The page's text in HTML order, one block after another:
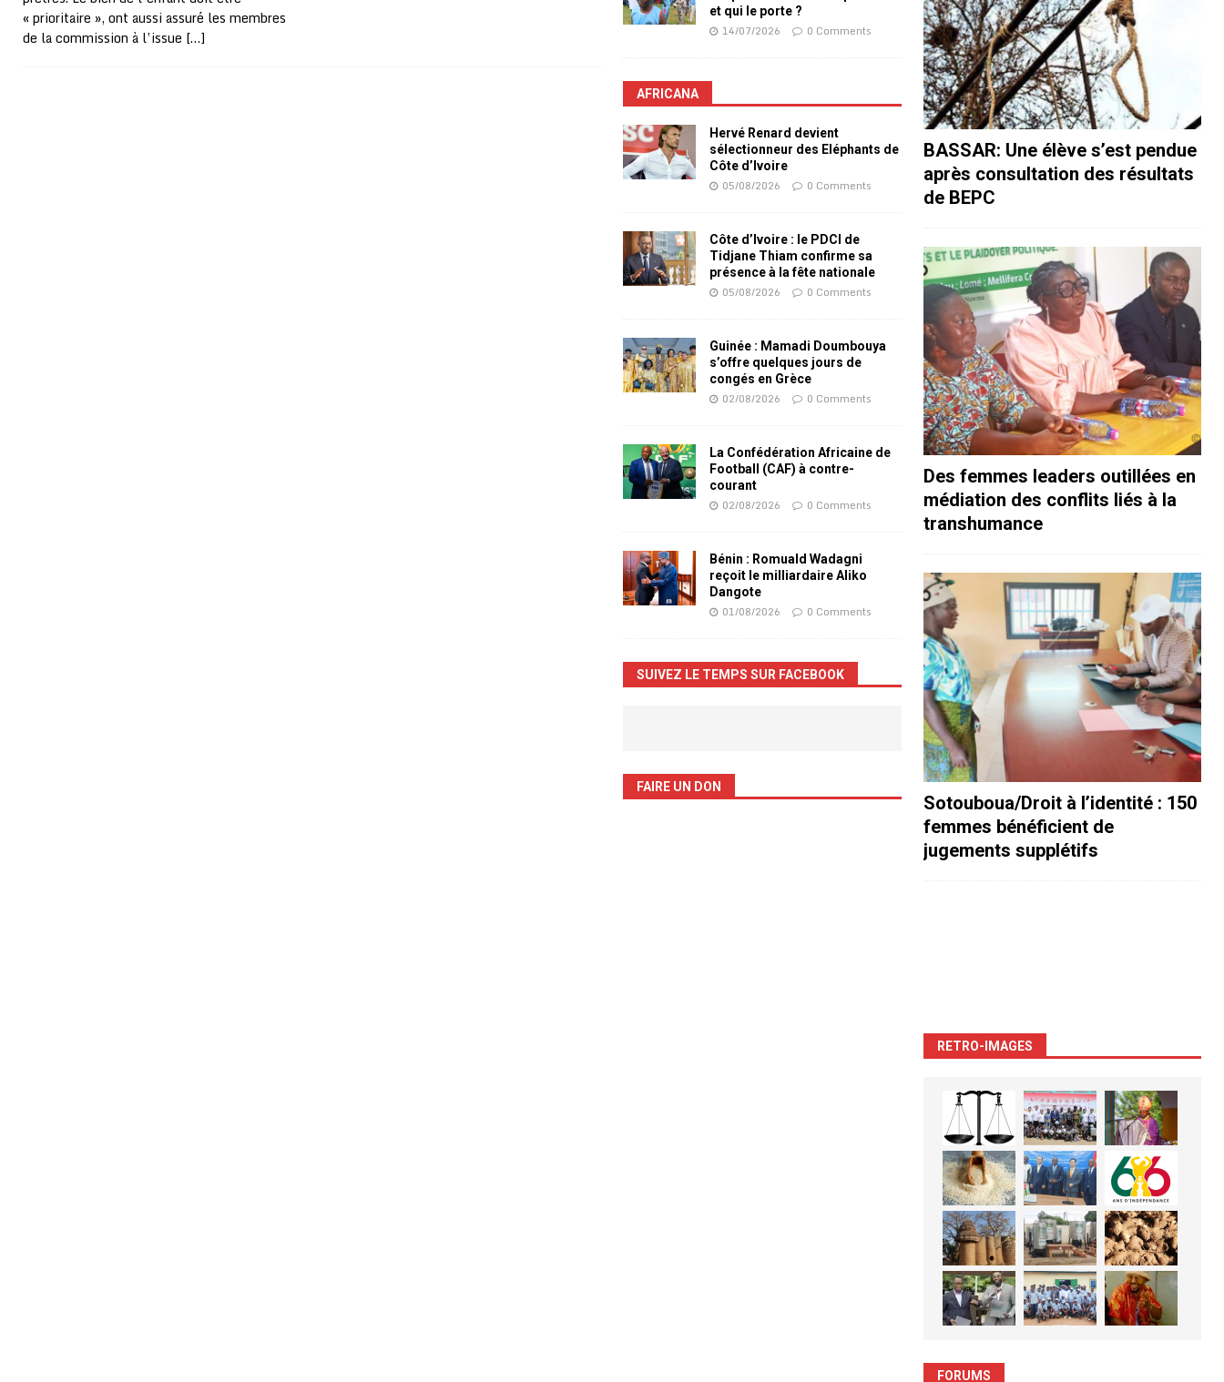
« prioritaire », ont aussi assuré les membres
de la commission à l’issue […]
et qui le porte ?
14/07/2026 0 Comments
AFRICANA
Hervé Renard devient
sélectionneur des Eléphants de
Côte d’Ivoire
05/08/2026 0 Comments
Côte d’Ivoire : le PDCI de
Tidjane Thiam confirme sa
présence à la fête nationale
05/08/2026 0 Comments
Guinée : Mamadi Doumbouya
s’offre quelques jours de
congés en Grèce
02/08/2026 0 Comments
La Confédération Africaine de
Football (CAF) à contre-
courant
02/08/2026 0 Comments
Bénin : Romuald Wadagni
reçoit le milliardaire Aliko
Dangote
01/08/2026 0 Comments
SUIVEZ LE TEMPS SUR FACEBOOK
FAIRE UN DON
BASSAR: Une élève s’est pendue
après consultation des résultats
de BEPC
Des femmes leaders outillées en
médiation des conflits liés à la
transhumance
Sotouboua/Droit à l’identité : 150
femmes bénéficient de
jugements supplétifs
RETRO-IMAGES
FORUMS